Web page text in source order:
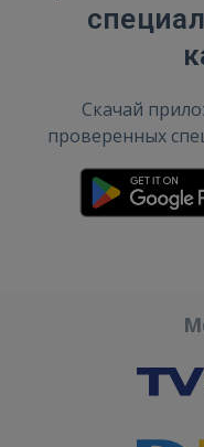
Скачай
проверенных